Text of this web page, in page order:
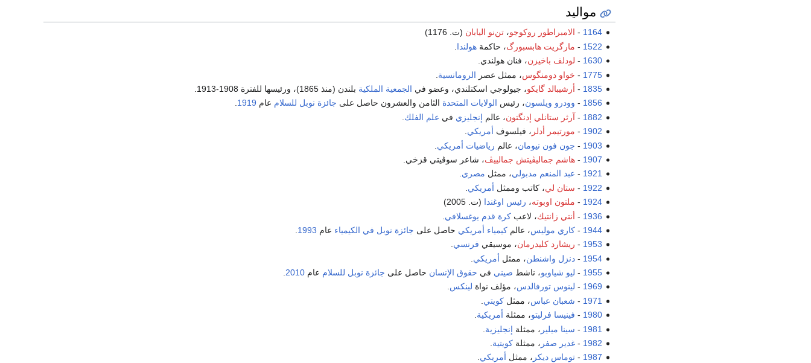
مواليد
1164
- الامبراطور روكوجو،تن‌نو اليابان (ت. 1176)
1522
- مارگريت هابسبورگ، حاكمةهولندا
1630
- لودلف باخيزن، فنان هولندي.
1775
- خواو دومنگوس، ممثل عصر الرومانسية
1835
- أرشيبالد گايكو، جيولوجي اسكتلندي، وعضو في الجمعية الملكية بلندن (منذ 1865)، ورئيسها للفترة 1908-1913.
1856
- وودرو ويلسون، رئيس الولايات المتحدة الثامن والعشرون حاصل على جائزة نوبل للسلام عام 1919
.
1882
- آرثر ستانلي إدنگتون، عالم إنجليزي في علم الفلك
1902
- مورتيمر أدلر ، فيلسوف أمريكي
1903
- جون فون نيومان، عالم رياضيات أمريكي
1907
-هاشم جماليڤيتش جمالييڤ، شاعر سوڤيتي قزخي.
1921
- عبد المنعم مدبولي، ممثل مصري.
1922
- ستان لي، كاتب وممثل أمريكي
1924
- ملتون اوبوته، رئيس اوغندا (ت. 2005)
1936
- أنتي زانتيك، لاعبكرة قدم يوغسلافي
1944
-كاري موليس، عالمكيمياء أمريكي حاصل على جائزة نوبل في الكيمياء عام 1993
1953
- ريشارد كليدرمان، موسيقي فرنسي.
1954
-دنزل واشنطن، ممثل أمريكي
1955
- ليو شياوبو، ناشط صيني في حقوق الإنسان حاصل على جائزة نوبل للسلام عام2010
1969
- لينوس تورفالدس، مؤلف نواة لينكس.
1971
- شعبان عباس، ممثلكويتي
1980
- فينيسا فرليتو، ممثلة أمريكية.
1981
- سينا ميلير ، ممثلة إنجليزية
1982
-غدير صفر ، ممثلةكويتية
1987
-توماس ديكر ، ممثل أمريكي.